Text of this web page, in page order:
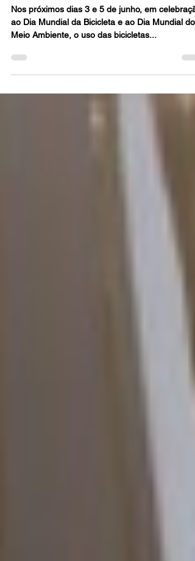
MEIO AMBIENTE
Nos próximos dias 3 e 5 de junho, em
Meio Ambiente, o uso das bicicletas...